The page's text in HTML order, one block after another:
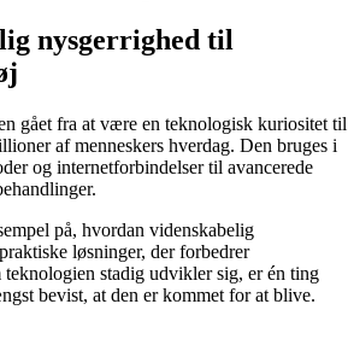
nysgerrighed til
gået fra at være en teknologisk kuriositet til
af menneskers hverdag. Den bruges i
og internetforbindelser til avancerede
på, hvordan videnskabelig
løsninger, der forbedrer
stadig udvikler sig, er én ting
bevist, at den er kommet for at blive.